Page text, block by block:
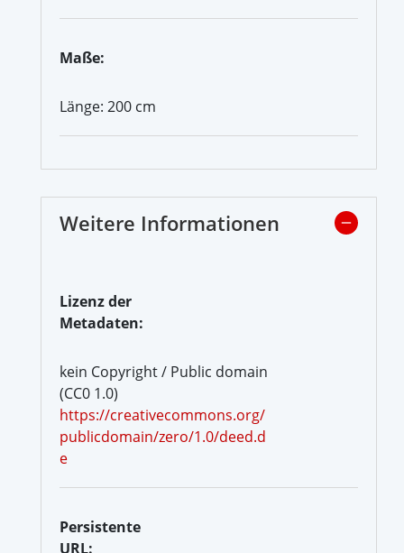
Maße:
Länge: 200 cm
Weitere Informationen
Lizenz der
Metadaten:
kein Copyright / Public domain
(CC0 1.0)
https://creativecommons.org/
publicdomain/zero/1.0/deed.d
e
Persistente
URL: